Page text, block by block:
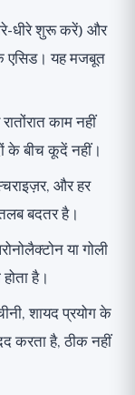
धीरे शुरू करें) और
एसिड। यह मजबूत
काम नहीं
के बीच कूदें नहीं।
और हर
बदतर है।
या गोली
है।
शायद प्रयोग के
करता है, ठीक नहीं